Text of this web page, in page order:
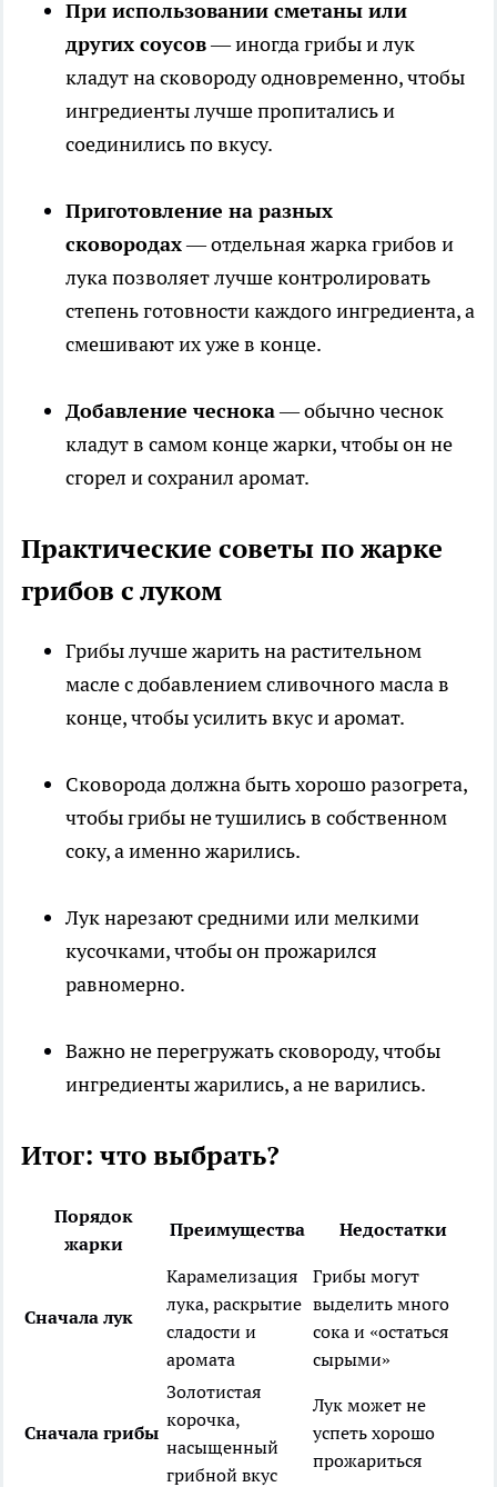
При использовании сметаны или
других соусов— иногда грибы и лук
кладут на сковороду одновременно, чтобы
ингредиенты лучше пропитались и
соединились по вкусу.
Приготовление на разных
сковородах— отдельная жарка грибов и
лука позволяет лучше контролировать
степень готовности каждого ингредиента, а
смешивают их уже в конце.
Добавление чеснока— обычно чеснок
кладут в самом конце жарки, чтобы он не
сгорел и сохранил аромат.
Практические советы по жарке
грибов с луком
Грибы лучше жарить на растительном
масле с добавлением сливочного масла в
конце, чтобы усилить вкус и аромат.
Сковорода должна быть хорошо разогрета,
чтобы грибы не тушились в собственном
соку, а именно жарились.
Лук нарезают средними или мелкими
кусочками, чтобы он прожарился
равномерно.
Важно не перегружать сковороду, чтобы
ингредиенты жарились, а не варились.
Итог: что выбрать?
Порядок
жарки
Преимущества Недостатки
Сначала лук
Карамелизация
лука, раскрытие
сладости и
аромата
Грибы могут
выделить много
сока и «остаться
сырыми»
Сначала грибы
Золотистая
корочка,
насыщенный
грибной вкус
Лук может не
успеть хорошо
прожариться